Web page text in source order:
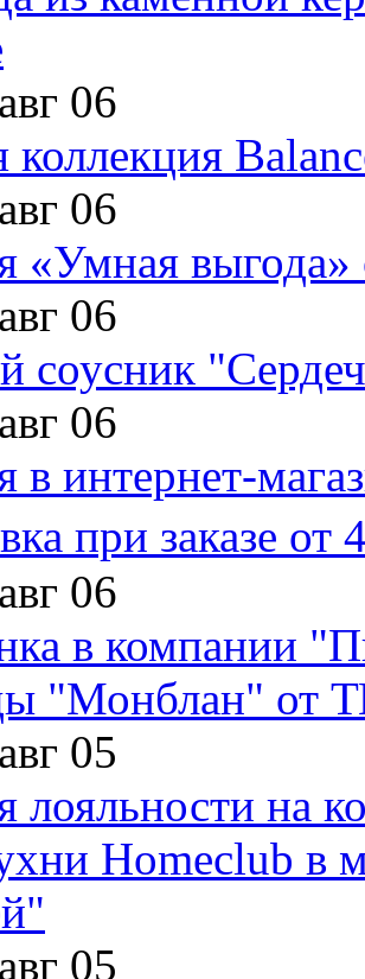
06
коллекция
06
«Умная выгода»
06
соусник
06
в интернет-
при заказе от
06
в компании
"Монблан" от
05
лояльности на
Homeclub в
05